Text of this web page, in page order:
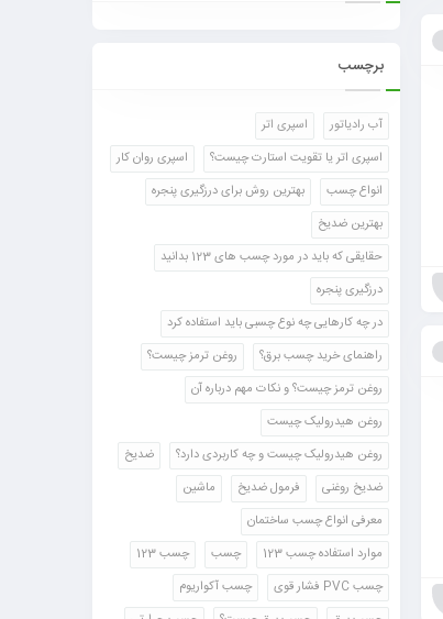
برچسب
آب رادیاتور
اسپری اتر
اسپری اتر یا تقویت استارت چیست؟
اسپری روان کار
انواع چسب
بهترین روش برای درزگیری پنجره
بهترین ضدیخ
حقایقی که باید در مورد چسب های 123 بدانید
درزگیری پنجره
در چه کارهایی چه نوع چسبی باید استفاده کرد
راهنمای خرید چسب برق؟
روغن ترمز چیست؟
روغن ترمز چیست؟ و نکات مهم درباره آن
روغن هیدرولیک چیست
روغن هیدرولیک چیست و چه کاربردی دارد؟
ضدیخ
ضدیخ روغنی
فرمول ضدیخ
ماشین
معرفی انواع چسب ساختمان
موارد استفاده چسب 123
چسب
چسب 123
چسب PVC فشار قوی
چسب آکواریوم